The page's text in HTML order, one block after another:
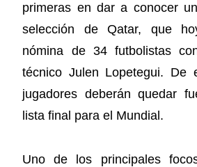
primeras en dar a conocer
selección de Qatar, que
nómina de 34 futbolistas
técnico Julen Lopetegui. De
jugadores deberán quedar
lista final para el Mundial.
Uno de los principales